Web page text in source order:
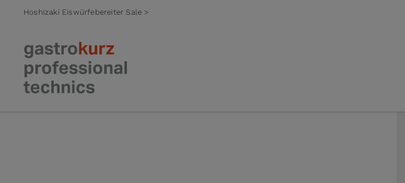
Hoshizaki Eiswürfebereiter Sale >